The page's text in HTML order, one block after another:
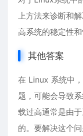
上方法来诊断和
高系统的稳定性
其他答案
在 Linux 系统中
题，可能会导致
载过高通常是由
的。要解决这个